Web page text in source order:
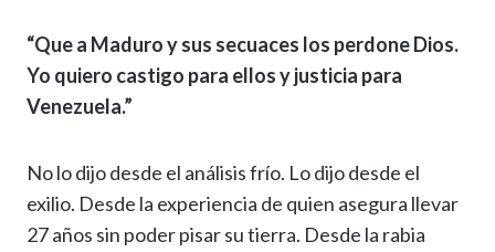
p
k
k
r
“Que a Maduro y sus secuaces los perdone Dios.
Yo quiero castigo para ellos y justicia para
Venezuela.”
No lo dijo desde el análisis frío. Lo dijo desde el
exilio. Desde la experiencia de quien asegura llevar
27 años sin poder pisar su tierra. Desde la rabia